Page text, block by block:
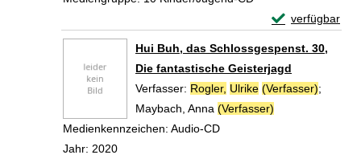
verfügbar
Exemplar-
Hui Buh, das Schlossgespenst. 30,
Die fantastische Geisterjagd
Verfasser: Rogler, Ulrike (Verfasser);
Maybach, Anna (Verfasser)
Medienkennzeichen: Audio-CD
Jahr: 2020